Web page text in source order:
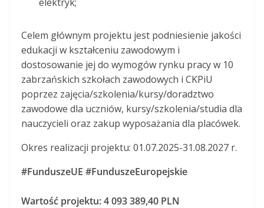
Celem głównym projektu jest podniesienie jakości
edukacji w kształceniu zawodowym i
dostosowanie jej do wymogów rynku pracy w 10
zabrzańskich szkołach zawodowych i CKPiU
poprzez zajęcia/szkolenia/kursy/doradztwo
zawodowe dla uczniów, kursy/szkolenia/studia dla
nauczycieli oraz zakup wyposażania dla placówek.
Okres realizacji projektu: 01.07.2025-31.08.2027 r.
#FunduszeUE #FunduszeEuropejskie
Wartość projektu: 4 093 389,40 PLN